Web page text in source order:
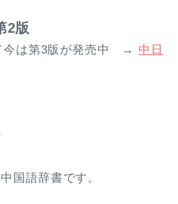
2版
今は第3版が発売中 → 中日
国語辞書です。